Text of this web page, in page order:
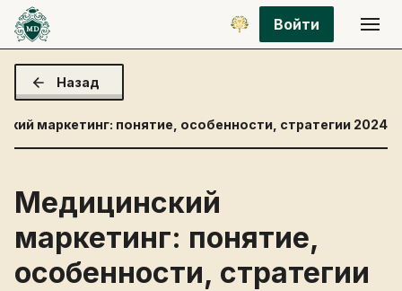
Войти
Назад
маркетинг: понятие, особенности, стратегии 2024
Медицинский
маркетинг: понятие,
особенности, стратегии